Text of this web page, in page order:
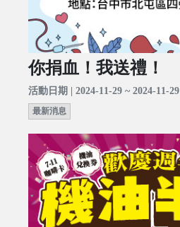
你捐血！我送禮！
活動日期 | 2024-11-29 ~ 2024-11-29
最新消息